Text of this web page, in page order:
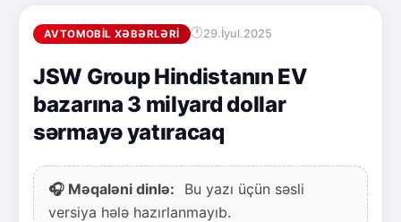
AVTOMOBIL XƏBƏRLƏRI 29.İyul.2025
JSW Group Hindistanın EV
bazarına 3 milyard dollar
sərmayə yatıracaq
🎧 Məqaləni dinlə:
Bu yazı üçün səsli
versiya hələ hazırlanmayıb.